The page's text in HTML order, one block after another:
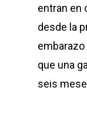
entran en
desde la
embarazo
que una
seis